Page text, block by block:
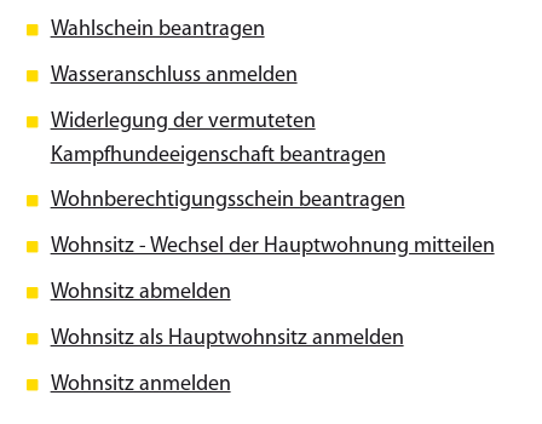
Wahlschein beantragen
Wasseranschluss anmelden
Widerlegung der vermuteten
Kampfhundeeigenschaft beantragen
Wohnberechtigungsschein beantragen
Wohnsitz - Wechsel der Hauptwohnung mitteilen
Wohnsitz abmelden
Wohnsitz als Hauptwohnsitz anmelden
Wohnsitz anmelden